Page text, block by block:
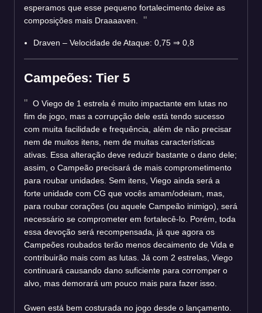
esperamos que esse pequeno fortalecimento deixe as
composições mais Draaaaven.
Draven – Velocidade de Ataque: 0,75 ⇒ 0,8
Campeões: Tier 5
O Viego de 1 estrela é muito impactante em lutas no
fim de jogo, mas a corrupção dele está tendo sucesso
com muita facilidade e frequência, além de não precisar
nem de muitos itens, nem de muitas características
ativas. Essa alteração deve reduzir bastante o dano dele;
assim, o Campeão precisará de mais comprometimento
para roubar unidades. Sem itens, Viego ainda será a
forte unidade com CG que vocês amam/odeiam, mas,
para roubar corações (ou aquele Campeão inimigo), será
necessário se comprometer em fortalecê-lo. Porém, toda
essa devoção será recompensada, já que agora os
Campeões roubados terão menos decaimento de Vida e
contribuirão mais com as lutas. Já com 2 estrelas, Viego
continuará causando dano suficiente para corromper o
alvo, mas demorará um pouco mais para fazer isso.
Gwen está bem costurada no jogo desde o lançamento.